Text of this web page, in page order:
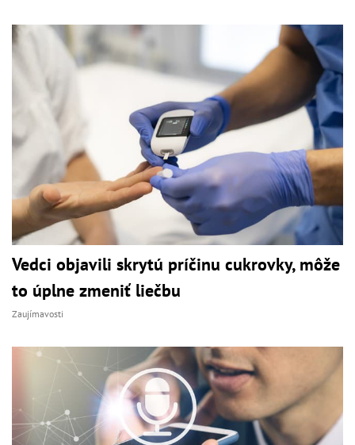
Vedci objavili skrytú príčinu cukrovky, môže
to úplne zmeniť liečbu
Zaujímavosti